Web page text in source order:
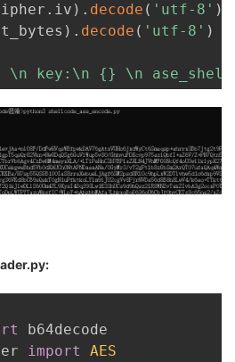
. iv ) . decode ( 'utf-8' )
) . decode ( 'utf-8' )
key:\n {} \n
b64decode
import
AES